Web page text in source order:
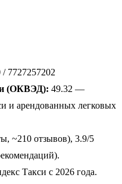
/ 7727257202
(ОКВЭД): 49.32 —
и арендованных легковых
~210 отзывов), 3.9/5
Такси с 2026 года.